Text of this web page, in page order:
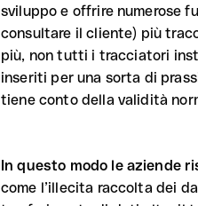
sviluppo e offrire numerose
consultare il cliente) più
più, non tutti i tracciatori
inseriti per una sorta di
tiene conto della validità
In questo modo le aziende
come l’illecita raccolta dei